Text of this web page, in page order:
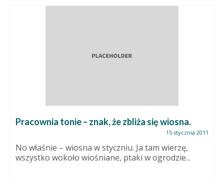
Pracownia tonie – znak, że zbliża się wiosna.
15 stycznia 2011
No właśnie – wiosna w styczniu. Ja tam wierzę,
wszystko wokoło wiośniane, ptaki w ogrodzie...